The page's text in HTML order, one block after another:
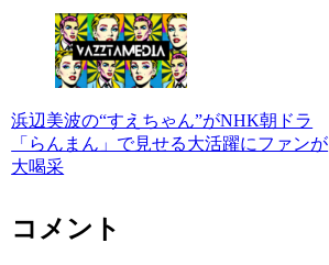
浜辺美波の“すえちゃん”がNHK朝ドラ
「らんまん」で見せる大活躍にファンが
大喝采
コメント